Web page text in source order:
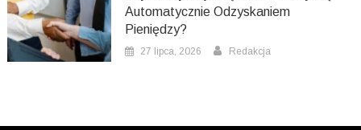
Automatycznie Odzyskaniem
Pieniędzy?
27 lipca, 2026 Redakcja